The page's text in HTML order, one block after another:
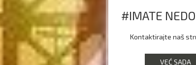
#IMATE
Kontaktirajte naš
VEĆ SADA